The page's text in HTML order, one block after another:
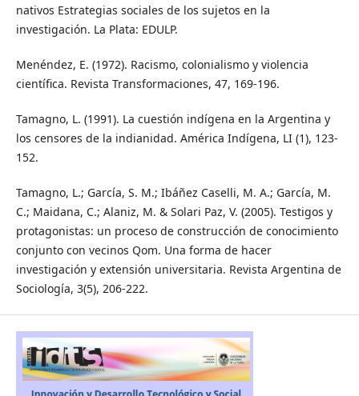
nativos Estrategias sociales de los sujetos en la
investigación. La Plata: EDULP.
Menéndez, E. (1972). Racismo, colonialismo y violencia
científica. Revista Transformaciones, 47, 169-196.
Tamagno, L. (1991). La cuestión indígena en la Argentina y
los censores de la indianidad. América Indígena, LI (1), 123-
152.
Tamagno, L.; García, S. M.; Ibáñez Caselli, M. A.; García, M.
C.; Maidana, C.; Alaniz, M. & Solari Paz, V. (2005). Testigos y
protagonistas: un proceso de construcción de conocimiento
conjunto con vecinos Qom. Una forma de hacer
investigación y extensión universitaria. Revista Argentina de
Sociología, 3(5), 206-222.